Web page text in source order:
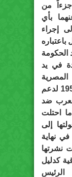
جزءاً من
بأي
إجراء
الحكومة
في يد
المصرية
لهما في يناير/كانون الثاني العام 1950 لدعم
ضد
احتلت
إلى
ميناء إيلات في مارس/آذار 1949 في نهاية
نشرتها
كدليل